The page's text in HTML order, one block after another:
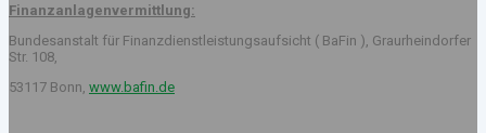
Finanzanlagenvermittlung:
Bundesanstalt für Finanzdienstleistungsaufsicht ( BaFin ), Graurheindorfer
Str. 108,
53117 Bonn, www.bafin.de